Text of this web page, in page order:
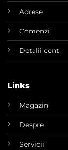
Adrese
Comenzi
Detalii cont
Links
Magazin
Despre
Servicii